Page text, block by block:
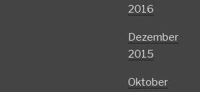
2016
Dezember
2015
Oktober